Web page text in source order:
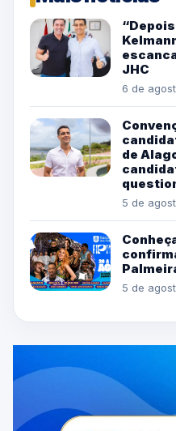
JHC
6 de
de
5 de
5 de